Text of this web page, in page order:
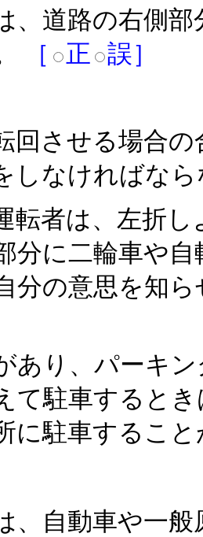
、道路の右側
［ 正 誤］
回させる場合
しなければな
転者は、左折
分に二輪車や
分の意思を知
あり、パーキ
て駐車すると
に駐車するこ
、自動車や一